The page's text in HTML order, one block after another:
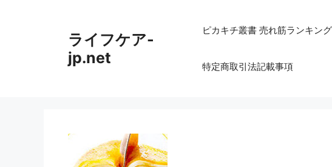
ライフケア-
jp.net
ピカキチ叢書 売れ筋ランキン
特定商取引法記載事項